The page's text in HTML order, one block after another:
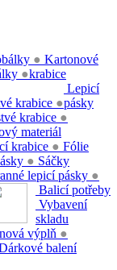
●
●
Kartonové
krabice
krabice ●
krabice ●
krabice ●
Lepicí
pásky
●
lepicí pásky ●
materiál
výplň ●
Fólie
Sáčky
Balicí potřeby
Vybavení
skladu
balení